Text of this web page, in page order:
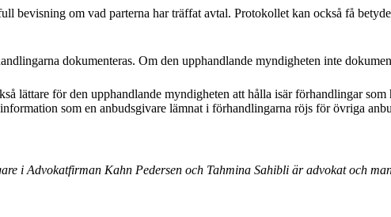
bevisning om vad parterna har träffat avtal. Protokollet kan också få
dokumenteras. Om den upphandlande myndigheten inte
lättare för den upphandlande myndigheten att hålla isär förhandlingar
som en anbudsgivare lämnat i förhandlingarna röjs för övriga
i Advokatfirman Kahn Pedersen och Tahmina Sahibli är advokat och